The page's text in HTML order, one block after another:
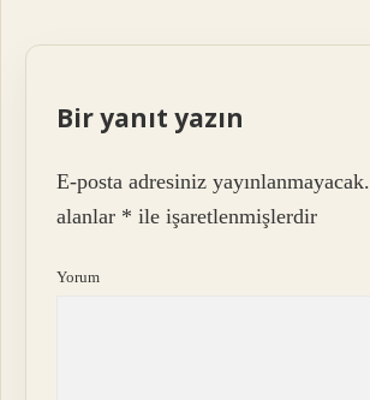
Bir yanıt yazın
E-posta adresiniz yayınlanmayacak.
alanlar * ile işaretlenmişlerdir
Yorum